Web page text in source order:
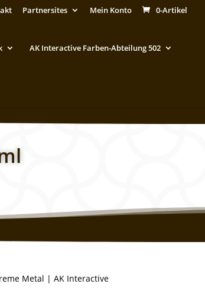
Partnersites Mein Konto 0-Artikel
AK Interactive Farben-Abteilung 502
Metal | AK Interactive